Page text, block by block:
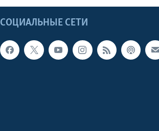
СОЦИАЛЬНЫЕ СЕТИ